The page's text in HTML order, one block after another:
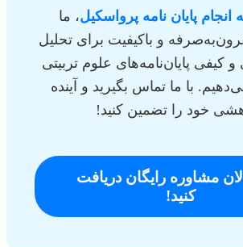
پایان نامه پرواسکیل، ما
و باکیفیت برای تحلیل
کیفی پایان‌نامه‌های علوم تربیتی
با ما تماس بگیرید و آینده
خود را تضمین کنید!
مشاوره رایگان دریافت
کنید!